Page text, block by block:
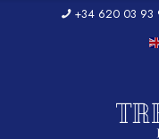
+34 620 03 93